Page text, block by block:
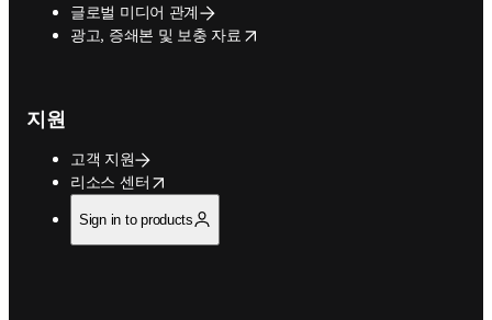
글로벌 미디어 관계
광고, 증쇄본 및 보충 자료
opens in new tab/window
지원
고객 지원
리소스 센터
opens in new tab/window
Sign in to products